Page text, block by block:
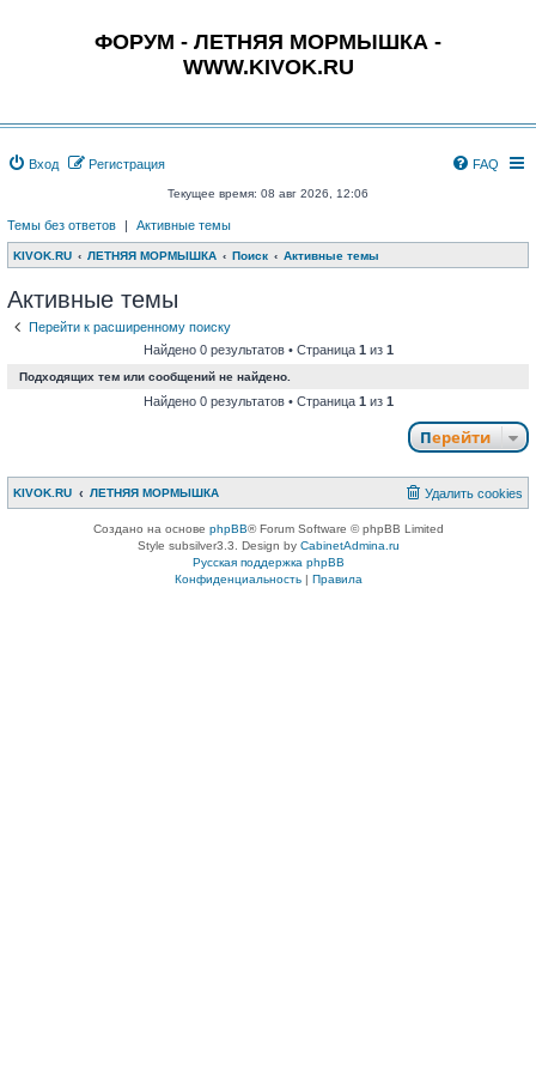
ФОРУМ - ЛЕТНЯЯ МОРМЫШКА -
WWW.KIVOK.RU
Вход Регистрация FAQ
Текущее время: 08 авг 2026, 12:06
Темы без ответов | Активные темы
KIVOK.RU ЛЕТНЯЯ МОРМЫШКА Поиск Активные темы
Активные темы
Перейти к расширенному поиску
Найдено 0 результатов • Страница 1 из 1
Подходящих тем или сообщений не найдено.
Найдено 0 результатов • Страница 1 из 1
Перейти
KIVOK.RU ЛЕТНЯЯ МОРМЫШКА Удалить cookies
Создано на основе phpBB® Forum Software © phpBB Limited
Style subsilver3.3. Design by CabinetAdmina.ru
Русская поддержка phpBB
Конфиденциальность| Правила